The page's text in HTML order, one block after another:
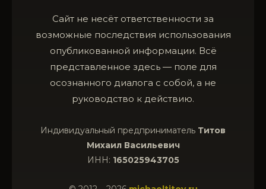
Сайт не несёт ответственности за
возможные последствия использования
опубликованной информации. Всё
представленное здесь — поле для
осознанного диалога с собой, а не
руководство к действию.
Индивидуальный предприниматель Титов
Михаил Васильевич
ИНН: 165025943705